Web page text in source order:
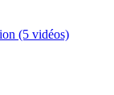
(5 vidéos)